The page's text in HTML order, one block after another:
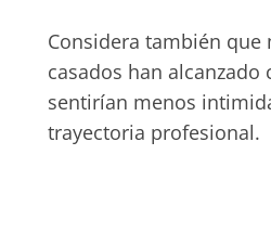
Considera también que
casados han alcanzado
sentirían menos
trayectoria profesional.